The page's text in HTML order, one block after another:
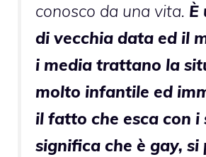
conosco da una vita. È
di vecchia data ed il
i media trattano la
molto infantile ed
il fatto che esca con i
significa che è gay, si